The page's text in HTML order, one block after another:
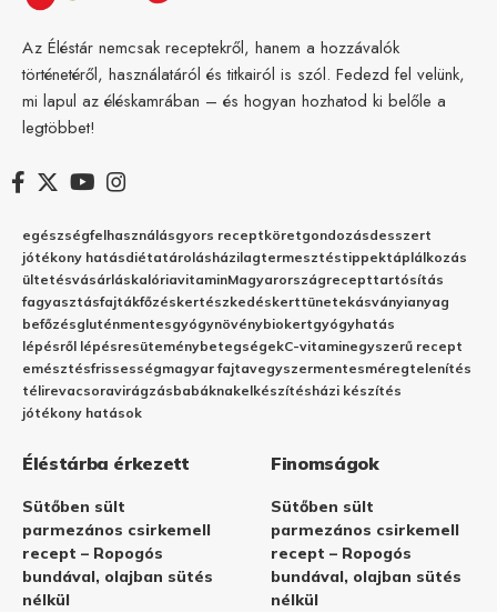
Az Éléstár nemcsak receptekről, hanem a hozzávalók
történetéről, használatáról és titkairól is szól. Fedezd fel velünk,
mi lapul az éléskamrában – és hogyan hozhatod ki belőle a
legtöbbet!
egészségfelhasználásgyors receptköretgondozásdesszert
jótékony hatásdiétatárolásházilagtermesztéstippektáplálkozás
ültetésvásárláskalóriavitaminMagyarországrecepttartósítás
fagyasztásfajtákfőzéskertészkedéskerttünetekásványianyag
befőzésgluténmentesgyógynövénybiokertgyógyhatás
lépésről lépésresüteménybetegségekC-vitaminegyszerű recept
emésztésfrissességmagyar fajtavegyszermentesméregtelenítés
télirevacsoravirágzásbabáknakelkészítésházi készítés
jótékony hatások
Éléstárba érkezett
Sütőben sült
parmezános csirkemell
recept – Ropogós
bundával, olajban sütés
nélkül
Finomságok
Sütőben sült
parmezános csirkemell
recept – Ropogós
bundával, olajban sütés
nélkül